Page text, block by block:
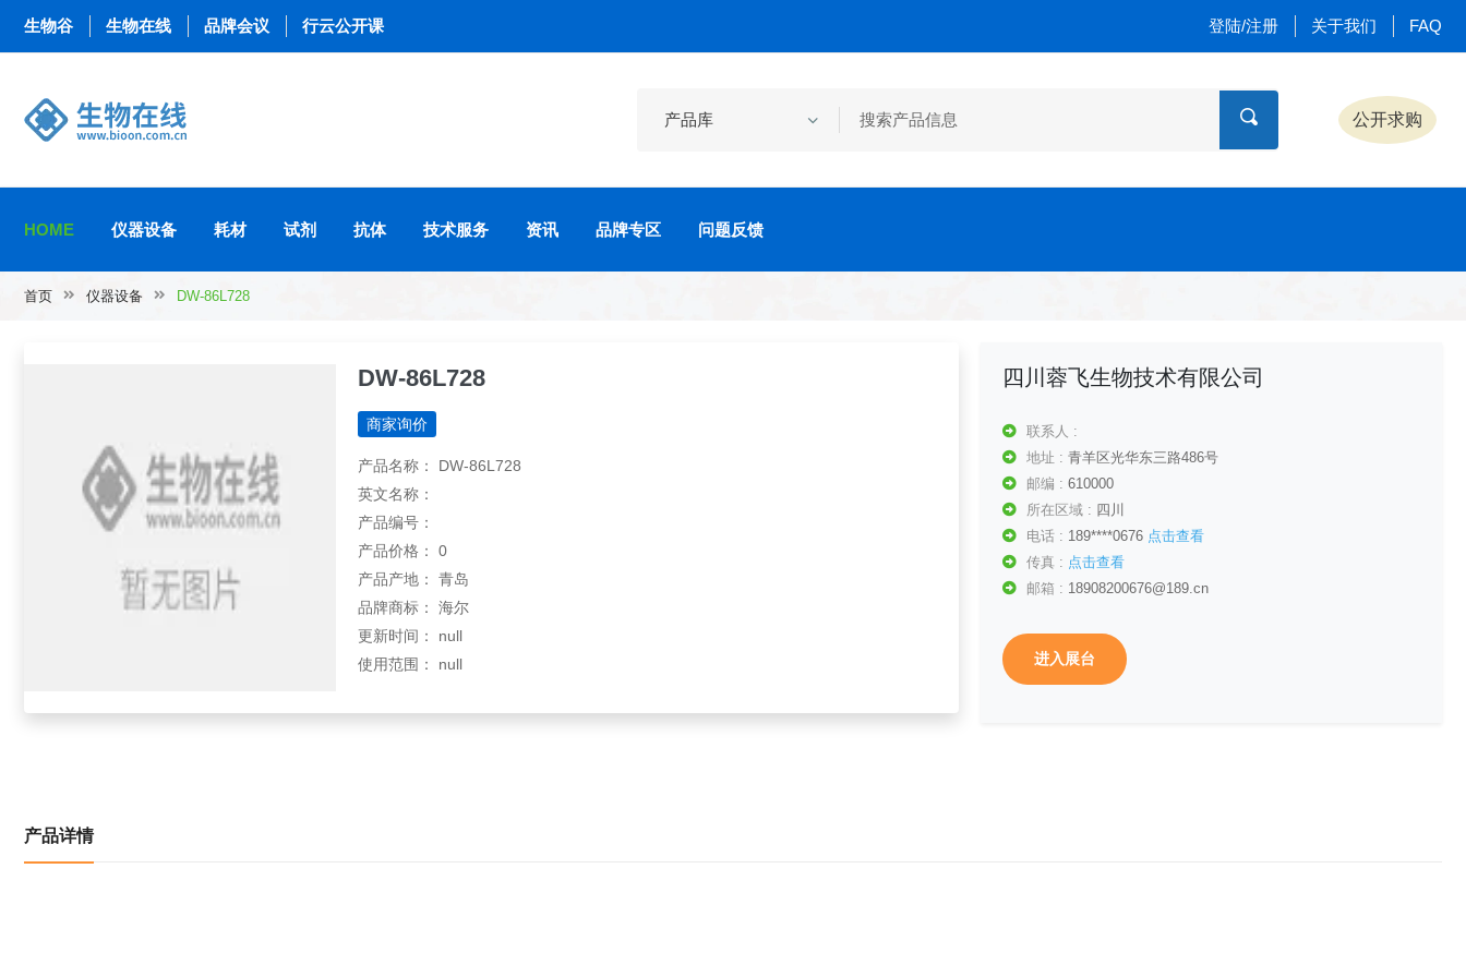
生物谷 生物在线 品牌会议 行云公开课 登陆/注册 关于我们 FAQ
公开求购
HOME 仪器设备 耗材 试剂 抗体 技术服务 资讯 品牌专区 问题反馈
首页 仪器设备 DW-86L728
DW-86L728
商家询价
产品名称： DW-86L728
英文名称：
产品编号：
产品价格： 0
产品产地： 青岛
品牌商标： 海尔
更新时间： null
使用范围： null
四川蓉飞生物技术有限公司
联系人 :
地址 : 青羊区光华东三路486号
邮编 : 610000
所在区域 : 四川
电话 : 189****0676 点击查看
传真 : 点击查看
邮箱 : 18908200676@189.cn
进入展台
产品详情